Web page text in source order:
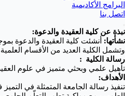
البرامج الأكاديمية
اتصل بنا
نبذة عن كلية العقيدة والدعوة:
نشأتها: أنشئت كلية العقيدة والدعوة بموجب الأمر السامي الكريم رقم 332 /م
وتشمل الكلية العديد من الأقسام
رسالة الكلية :
تأهيل علمي وبحثي متميز في علوم
الأهداف:
تنفيذ رسالة الجامعة المتمثلة في